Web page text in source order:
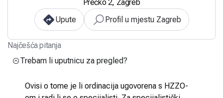
Prečko 2, Zagreb
Upute
Profil u mjestu Zagreb
Najčešća pitanja
Trebam li uputnicu za pregled?
Ovisi o tome je li ordinacija ugovorena s HZZO-